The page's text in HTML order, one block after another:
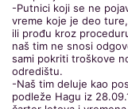
-Putnici koji se ne
vreme koje je deo
ili prođu kroz
naš tim ne snosi
sami pokriti troškove
odredištu.
-Naš tim deluje kao
podleže Hagu iz